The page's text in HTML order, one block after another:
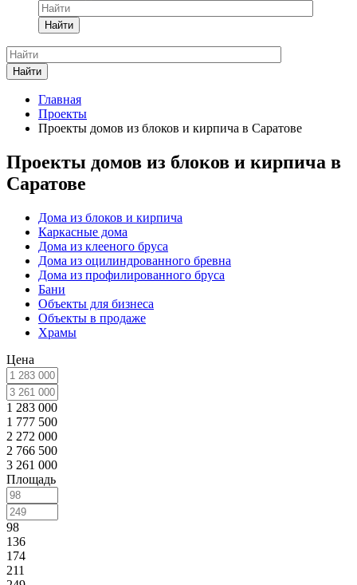
Найти
Найти
Главная
Проекты
Проекты домов из блоков и кирпича в Саратове
Проекты домов из блоков и кирпича в
Саратове
Дома из блоков и кирпича
Каркасные дома
Дома из клееного бруса
Дома из оцилиндрованного бревна
Дома из профилированного бруса
Бани
Объекты для бизнеса
Объекты в продаже
Храмы
Цена
1 283 000
1 777 500
2 272 000
2 766 500
3 261 000
Площадь
98
136
174
211